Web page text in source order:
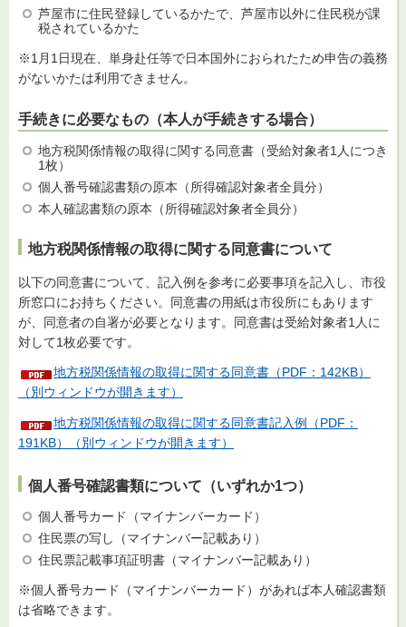
芦屋市に住民登録しているかたで、芦屋市以外に住民税が課
税されているかた
※1月1日現在、単身赴任等で日本国外におられたため申告の義務
がないかたは利用できません。
手続きに必要なもの（本人が手続きする場合）
地方税関係情報の取得に関する同意書（受給対象者1人につき
1枚）
個人番号確認書類の原本（所得確認対象者全員分）
本人確認書類の原本（所得確認対象者全員分）
地方税関係情報の取得に関する同意書について
以下の同意書について、記入例を参考に必要事項を記入し、市役
所窓口にお持ちください。同意書の用紙は市役所にもあります
が、同意者の自署が必要となります。同意書は受給対象者1人に
対して1枚必要です。
地方税関係情報の取得に関する同意書（PDF：142KB）
（別ウィンドウが開きます）
地方税関係情報の取得に関する同意書記入例（PDF：
191KB）（別ウィンドウが開きます）
個人番号確認書類について（いずれか1つ）
個人番号カード（マイナンバーカード）
住民票の写し（マイナンバー記載あり）
住民票記載事項証明書（マイナンバー記載あり）
※個人番号カード（マイナンバーカード）があれば本人確認書類
は省略できます。